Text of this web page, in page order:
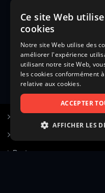
Poster une annonce
Ce site Web
cookies
Notre site Web utilise des
améliorer l'expérience
utilisant notre site Web,
les cookies conformément
relative aux cookies.
ACCEPTER
AFFICHER LES